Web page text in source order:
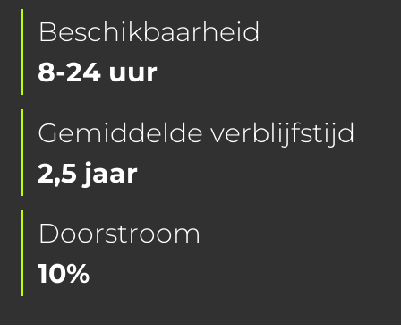
Beschikbaarheid
8-24 uur
Gemiddelde verblijfstijd
2,5 jaar
Doorstroom
10%